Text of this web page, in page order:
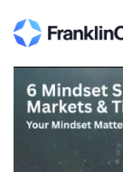
Skip
to